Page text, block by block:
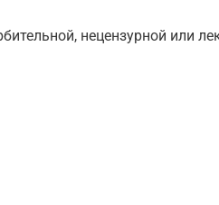
нецензурной или